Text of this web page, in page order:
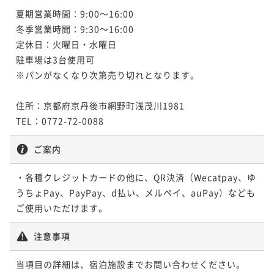
夏期営業時間：9:00～16:00
冬季営業時間：9:30～16:00
定休日：火曜日・水曜日
駐車場は3台使用可
※パンがなくなり次第売り切れとなります。
住所：京都府京丹後市網野町浅茂川1981
TEL：0772-72-0088
ご案内
・各種クレジットカードの他に、QR決済（Wecatpay、ゆ
うちょPay、PayPay、d払い、メルペイ、auPay）なども
注意事項
当項目の詳細は、宿泊施設までお問い合わせください。